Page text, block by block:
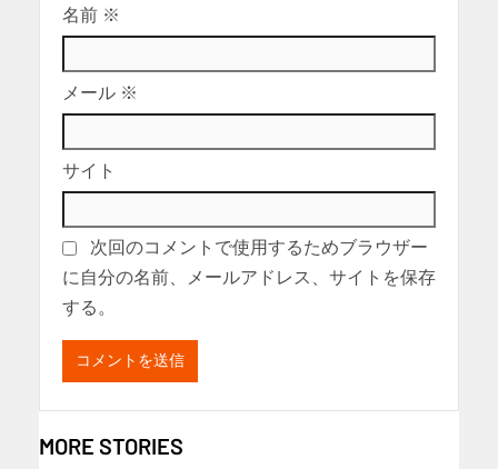
名前 ※
メール ※
サイト
次回のコメントで使用するためブラウザー
に自分の名前、メールアドレス、サイトを保存
する。
MORE STORIES